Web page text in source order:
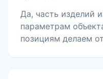
Да, часть изделий
параметрам
позициям делаем